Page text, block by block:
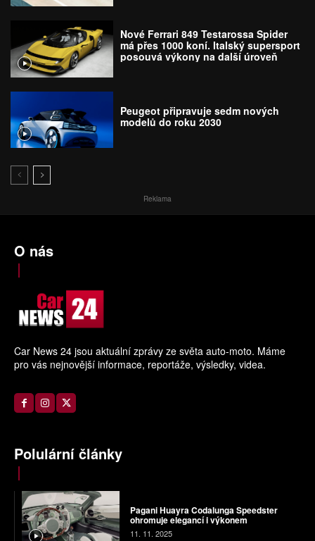
Nové Ferrari 849 Testarossa Spider
má přes 1000 koní. Italský supersport
posouvá výkony na další úroveň
Peugeot připravuje sedm nových
modelů do roku 2030
Reklama
O nás
Car News 24 jsou aktuální zprávy ze světa auto-moto. Máme
pro vás nejnovější informace, reportáže, výsledky, videa.
Polulární články
Pagani Huayra Codalunga Speedster
ohromuje elegancí i výkonem
11. 11. 2025